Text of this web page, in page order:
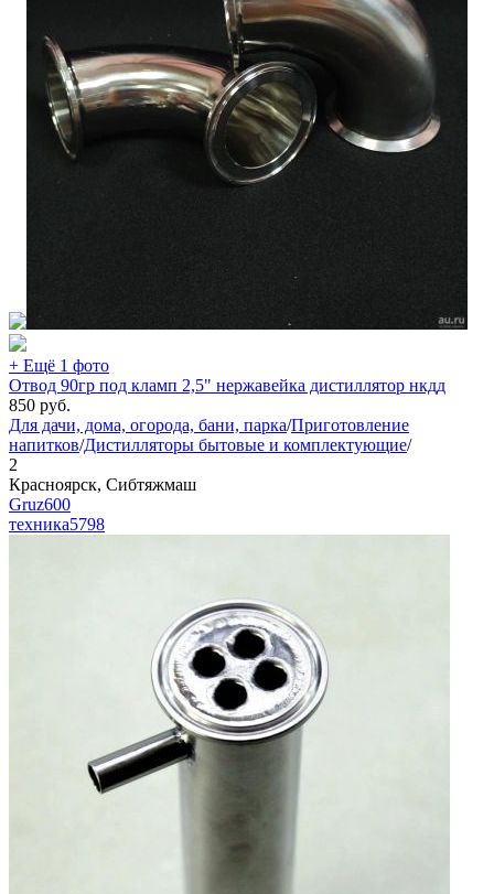
+ Ещё 1 фото
Отвод 90гр под кламп 2,5" нержавейка дистиллятор нкдд
850 руб.
Для дачи, дома, огорода, бани, парка/Приготовление
напитков/Дистилляторы бытовые и комплектующие/
2
Красноярск, Сибтяжмаш
Gruz600
техника5798